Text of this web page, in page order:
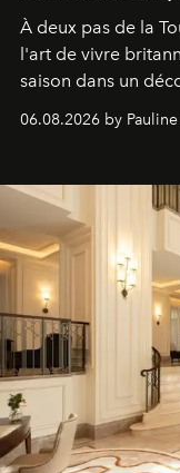
À deux pas de la
l'art de vivre
saison dans un
06.08.2026 by